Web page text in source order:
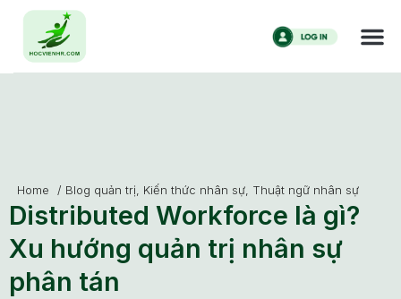
Home / Blog quản trị, Kiến thức nhân sự, Thuật ngữ nhân sự
Distributed Workforce là gì?
Xu hướng quản trị nhân sự
phân tán